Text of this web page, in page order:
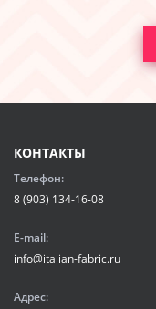
КОНТАКТЫ
Телефон:
8 (903) 134-16-08
E-mail:
info@italian-fabric.ru
Адрес: